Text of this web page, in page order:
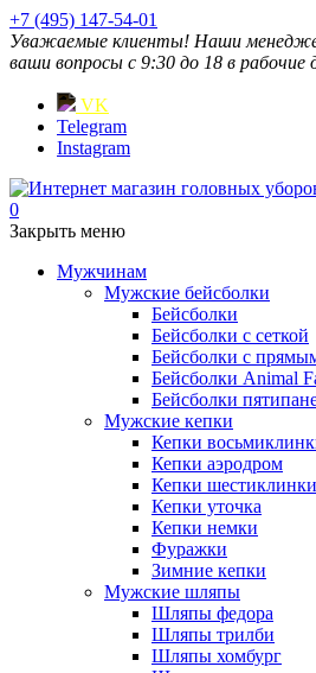
+7 (495) 147-54-01
Уважаемые клиенты! Наши
ваши вопросы с 9:30 до 18 в рабочие
VK
Telegram
Instagram
0
Закрыть меню
Мужчинам
Мужские бейсболки
Бейсболки
Бейсболки с сеткой
Бейсболки с
Бейсболки Animal
Бейсболки
Мужские кепки
Кепки
Кепки аэродром
Кепки шестиклинки
Кепки уточка
Кепки немки
Фуражки
Зимние кепки
Мужские шляпы
Шляпы федора
Шляпы трилби
Шляпы хомбург